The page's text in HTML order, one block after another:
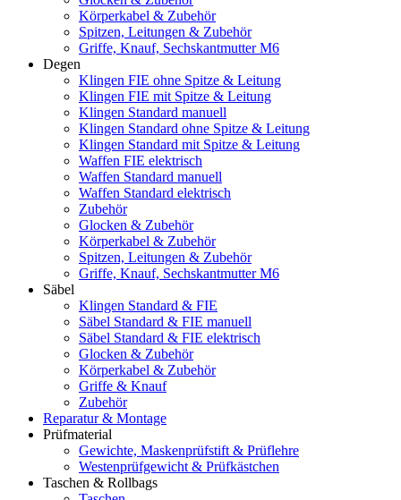
Körperkabel & Zubehör
Spitzen, Leitungen & Zubehör
Griffe, Knauf, Sechskantmutter M6
Degen
Klingen FIE ohne Spitze & Leitung
Klingen FIE mit Spitze & Leitung
Klingen Standard manuell
Klingen Standard ohne Spitze & Leitung
Klingen Standard mit Spitze & Leitung
Waffen FIE elektrisch
Waffen Standard manuell
Waffen Standard elektrisch
Zubehör
Glocken & Zubehör
Körperkabel & Zubehör
Spitzen, Leitungen & Zubehör
Griffe, Knauf, Sechskantmutter M6
Säbel
Klingen Standard & FIE
Säbel Standard & FIE manuell
Säbel Standard & FIE elektrisch
Glocken & Zubehör
Körperkabel & Zubehör
Griffe & Knauf
Zubehör
Reparatur & Montage
Prüfmaterial
Gewichte, Maskenprüfstift & Prüflehre
Westenprüfgewicht & Prüfkästchen
Taschen & Rollbags